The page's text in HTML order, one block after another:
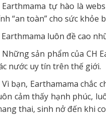
Earthmama tự hào là
“an toàn” cho sức khỏe
Earthmama luôn đề cao
Những sản phẩm của CH
nước uy tín trên thế giới.
Vì bạn, Earthamama
cảm thấy hạnh phúc,
thai, sinh nở đến khi